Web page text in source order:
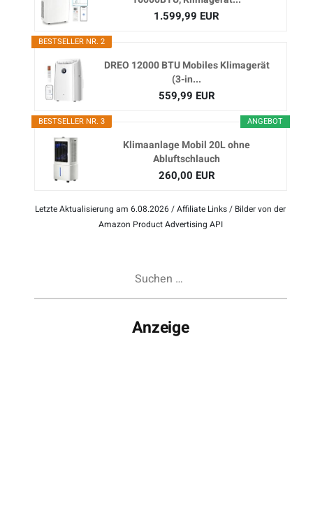
1.599,99 EUR
BESTSELLER NR. 2
DREO 12000 BTU Mobiles Klimagerät
(3-in...
559,99 EUR
ANGEBOT
BESTSELLER NR. 3
Klimaanlage Mobil 20L ohne
Abluftschlauch
260,00 EUR
Letzte Aktualisierung am 6.08.2026 / Affiliate Links / Bilder von der
Amazon Product Advertising API
Anzeige